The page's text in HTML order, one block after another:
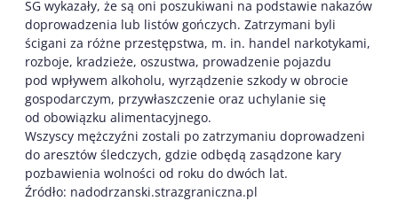
SG wykazały, że są oni poszukiwani na podstawie nakazów
doprowadzenia lub listów gończych. Zatrzymani byli
ścigani za różne przestępstwa, m. in. handel narkotykami,
rozboje, kradzieże, oszustwa, prowadzenie pojazdu
pod wpływem alkoholu, wyrządzenie szkody w obrocie
gospodarczym, przywłaszczenie oraz uchylanie się
od obowiązku alimentacyjnego.
Wszyscy mężczyźni zostali po zatrzymaniu doprowadzeni
do aresztów śledczych, gdzie odbędą zasądzone kary
pozbawienia wolności od roku do dwóch lat.
Źródło: nadodrzanski.strazgraniczna.pl